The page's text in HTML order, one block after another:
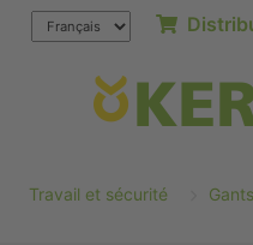
Travail et sécurité Gants